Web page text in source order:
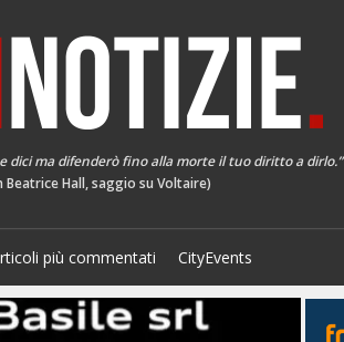
dici ma difenderò fino alla morte il tuo diritto a dirlo.”
Beatrice Hall, saggio su Voltaire)
più commentati CityEvents